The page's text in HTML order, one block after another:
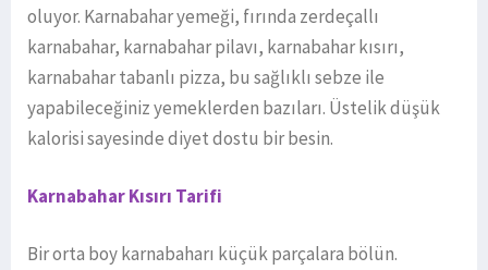
oluyor. Karnabahar yemeği, fırında zerdeçallı
karnabahar, karnabahar pilavı, karnabahar kısırı,
karnabahar tabanlı pizza, bu sağlıklı sebze ile
yapabileceğiniz yemeklerden bazıları. Üstelik düşük
kalorisi sayesinde diyet dostu bir besin.
Karnabahar Kısırı Tarifi
Bir orta boy karnabaharı küçük parçalara bölün.